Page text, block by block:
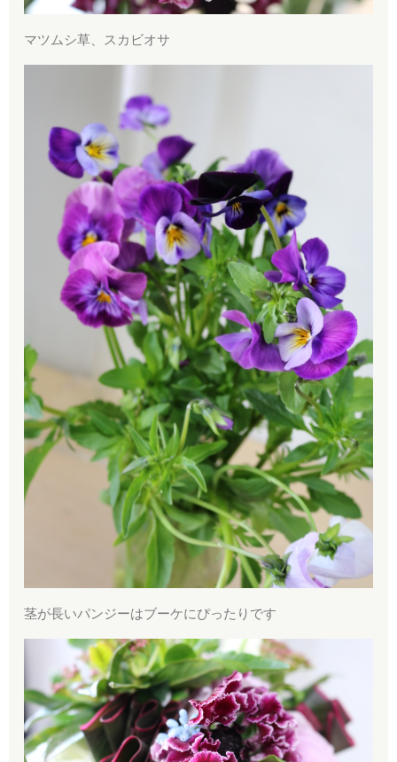
マツムシ草、スカビオサ
茎が長いパンジーはブーケにぴったりです